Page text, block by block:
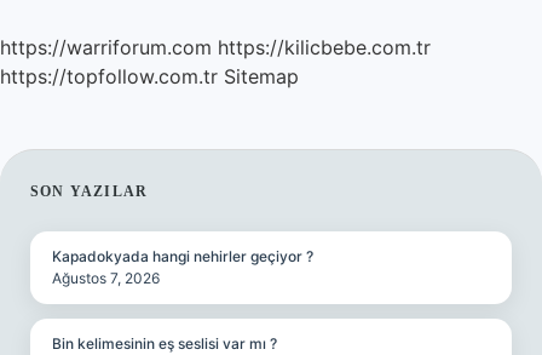
https://warriforum.com https://kilicbebe.com.tr
https://topfollow.com.tr Sitemap
SIDEBAR
SON YAZILAR
Kapadokyada hangi nehirler geçiyor ?
Ağustos 7, 2026
Bin kelimesinin eş seslisi var mı ?